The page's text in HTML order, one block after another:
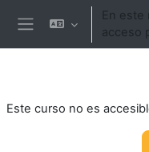
Salta al contenido principal
Panel lateral
En este
acceso
Este curso no es